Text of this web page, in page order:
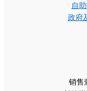
自
政府
销售